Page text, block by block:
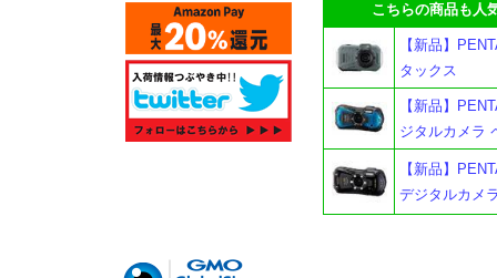
こちらの商品も人気
【新品】
タックス
【新品】
ジタルカメラ
【新品】
デジタルカメ